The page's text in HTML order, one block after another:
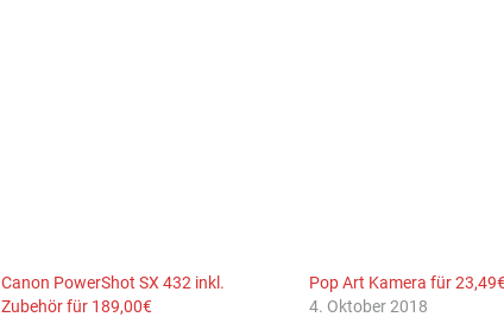
Canon PowerShot SX 432 inkl.
Zubehör für 189,00€
Pop Art Kamera für
4. Oktober 2018